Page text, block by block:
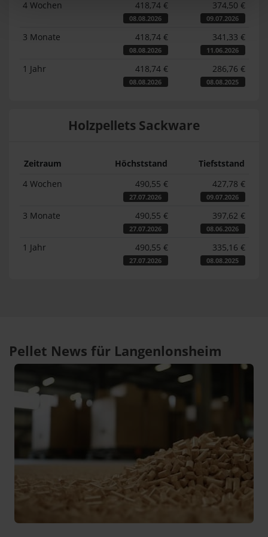
4 Wochen
418,74 €
08.08.2026
374,50 €
09.07.2026
3 Monate 418,74 €
08.08.2026
341,33 €
11.06.2026
1 Jahr 418,74 €
08.08.2026
286,76 €
08.08.2025
Holzpellets Sackware
Zeitraum Höchststand
Tiefststand
4 Wochen
490,55 €
27.07.2026
427,78 €
09.07.2026
3 Monate 490,55 €
27.07.2026
397,62 €
08.06.2026
1 Jahr 490,55 €
27.07.2026
335,16 €
08.08.2025
Pellet News für Langenlonsheim